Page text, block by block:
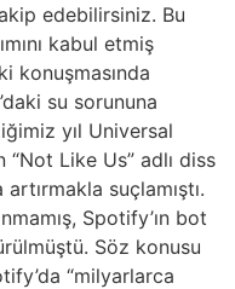
edebilirsiniz. Bu
kabul etmiş
konuşmasında
su sorununa
yıl Universal
“Not Like Us” adlı diss
suçlamıştı.
Spotify’ın bot
Söz konusu
“milyarlarca